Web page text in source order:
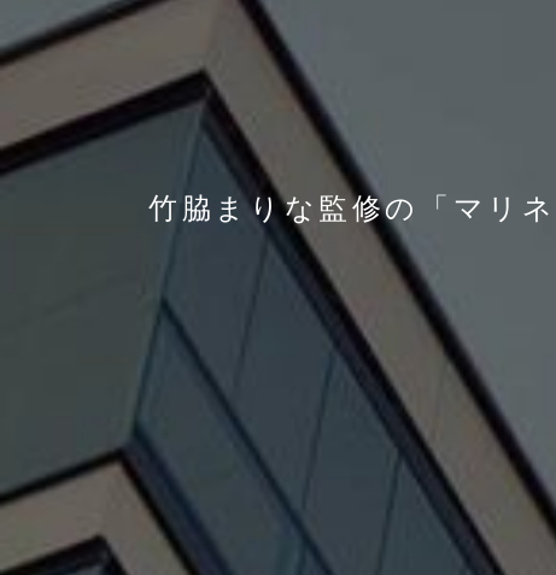
竹脇まりな監修の「マリ